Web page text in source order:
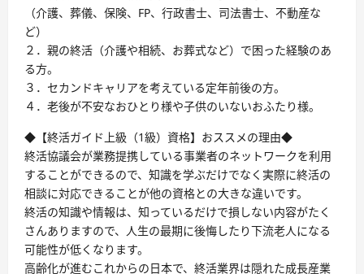
（介護、葬儀、保険、FP、行政書士、司法書士、不動産な
ど）
２．親の終活（介護や相続、お葬式など）で困った経験のあ
る方。
３．セカンドキャリアを考えている定年前後の方。
４．老後が不安なおひとり様や子供のいないおふたり様。
◆【終活ガイド上級（1級）資格】おススメの理由◆
終活協議会が業務提携している事業者のネットワークを利用
することができるので、知識を学ぶだけでなく実際に終活の
相談に対応できることが他の資格との大きな違いです。
終活の知識や情報は、知っているだけで損しない内容がたく
さんありますので、人生の最期に後悔したり下流老人になる
可能性が低くなります。
高齢化が進むこれからの日本で、終活業界は隠れた成長産業